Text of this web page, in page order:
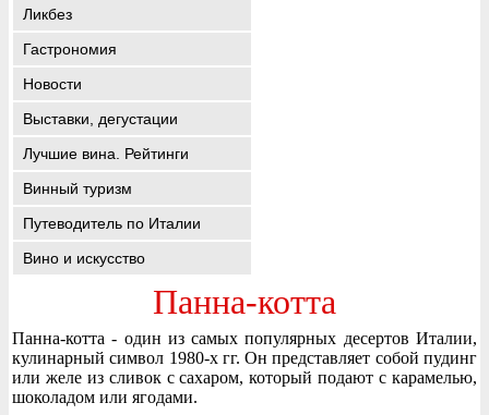
Ликбез
Гастрономия
Новости
Выставки, дегустации
Лучшие вина. Рейтинги
Винный туризм
Путеводитель по Италии
Вино и искусство
Панна-котта
Панна-котта - один из самых популярных десертов Италии,
кулинарный символ 1980-х гг. Он представляет собой пудинг
или желе из сливок с сахаром, который подают с карамелью,
шоколадом или ягодами.